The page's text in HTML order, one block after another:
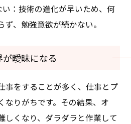
：技術の進化が早いため、何
、勉強意欲が続かない。
曖昧になる
事をすることが多く、仕事とプ
なりがちです。その結果、オ
しくなり、ダラダラと作業して